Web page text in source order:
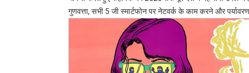
गुणवत्ता, सभी 5 जी स्मार्टफोन पर नेटवर्क के काम करने और पर्यावरण